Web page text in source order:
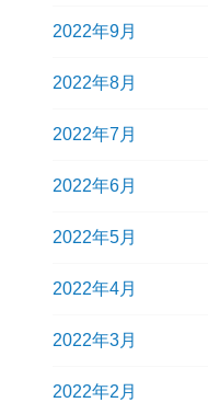
2022年9月
2022年8月
2022年7月
2022年6月
2022年5月
2022年4月
2022年3月
2022年2月